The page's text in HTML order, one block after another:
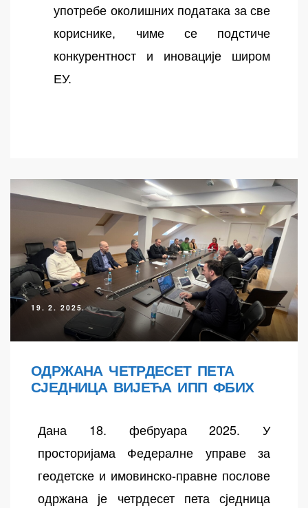
употребе околишних података за све
кориснике, чиме се подстиче
конкурентност и иновације широм
ЕУ.
19. 2. 2025.
ОДРЖАНА ЧЕТРДЕСЕТ ПЕТА
СЈЕДНИЦА ВИЈЕЋА ИПП ФБИХ
Дана 18. фебруара 2025. У
просторијама Федералне управе за
геодетске и имовинско-правне послове
одржана је четрдесет пета сједница